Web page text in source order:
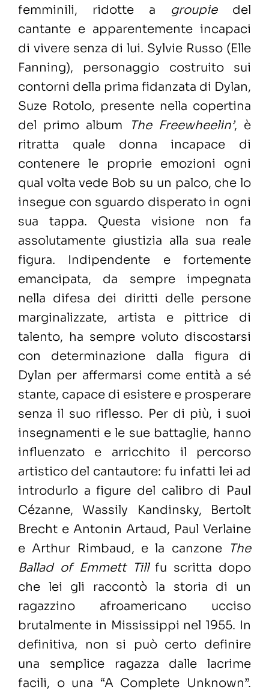
femminili, ridotte a groupiedel
cantante e apparentemente incapaci
di vivere senza di lui. Sylvie Russo (Elle
Fanning), personaggio costruito sui
contorni della prima fidanzata di Dylan,
Suze Rotolo, presente nella copertina
del primo album
The Freewheelin’, è
ritratta quale donna incapace di
contenere le proprie emozioni ogni
qual volta vede Bob su un palco, che lo
insegue con sguardo disperato in ogni
sua tappa. Questa visione non fa
assolutamente giustizia alla sua reale
figura. Indipendente e fortemente
emancipata, da sempre impegnata
nella difesa dei diritti delle persone
marginalizzate, artista e pittrice di
talento, ha sempre voluto discostarsi
con determinazione dalla figura di
Dylan per affermarsi come entità a sé
stante, capace di esistere e prosperare
senza il suo riflesso. Per di più, i suoi
insegnamenti e le sue battaglie, hanno
influenzato e arricchito il percorso
artistico del cantautore: fu infatti lei ad
introdurlo a figure del calibro di Paul
Cézanne, Wassily Kandinsky, Bertolt
Brecht e Antonin Artaud, Paul Verlaine
e Arthur Rimbaud, e la canzone The
Ballad of Emmett Tillfu scritta dopo
che lei gli raccontò la storia di un
ragazzino afroamericano ucciso
brutalmente in Mississippi nel 1955. In
definitiva, non si può certo definire
una semplice ragazza dalle lacrime
facili, o una “A Complete Unknown”.